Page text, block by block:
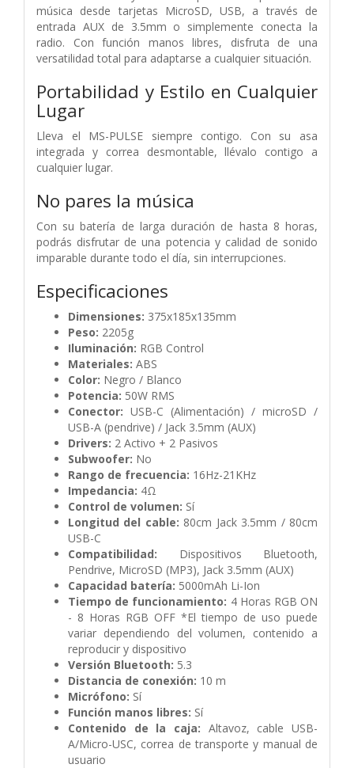
música desde tarjetas MicroSD, USB, a través de
entrada AUX de 3.5mm o simplemente conecta la
radio. Con función manos libres, disfruta de una
versatilidad total para adaptarse a cualquier situación.
Portabilidad y Estilo en Cualquier
Lugar
Lleva el MS-PULSE siempre contigo. Con su asa
integrada y correa desmontable, llévalo contigo a
cualquier lugar.
No pares la música
Con su batería de larga duración de hasta 8 horas,
podrás disfrutar de una potencia y calidad de sonido
imparable durante todo el día, sin interrupciones.
Especificaciones
Dimensiones: 375x185x135mm
Peso: 2205g
Iluminación: RGB Control
Materiales: ABS
Color: Negro / Blanco
Potencia: 50W RMS
Conector: USB-C (Alimentación) / microSD /
USB-A (pendrive) / Jack 3.5mm (AUX)
Drivers: 2 Activo + 2 Pasivos
Subwoofer: No
Rango de frecuencia: 16Hz-21KHz
Impedancia: 4Ω
Control de volumen: Sí
Longitud del cable: 80cm Jack 3.5mm / 80cm
USB-C
Compatibilidad: Dispositivos Bluetooth,
Pendrive, MicroSD (MP3), Jack 3.5mm (AUX)
Capacidad batería: 5000mAh Li-Ion
Tiempo de funcionamiento: 4 Horas RGB ON
- 8 Horas RGB OFF *El tiempo de uso puede
variar dependiendo del volumen, contenido a
reproducir y dispositivo
Versión Bluetooth: 5.3
Distancia de conexión: 10 m
Micrófono: Sí
Función manos libres: Sí
Contenido de la caja: Altavoz, cable USB-
A/Micro-USC, correa de transporte y manual de
usuario